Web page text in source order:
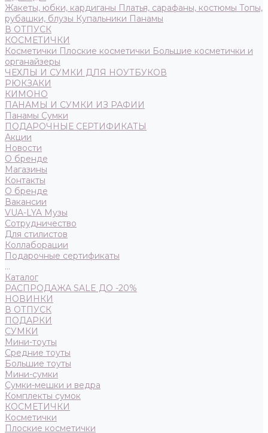
Жакеты, юбки, кардиганы Платья, сарафаны, костюмы Топы,
рубашки, блузы Купальники Панамы
В ОТПУСК
КОСМЕТИЧКИ
Косметички Плоские косметички Большие косметички и
органайзеры
ЧЕХЛЫ И СУМКИ ДЛЯ НОУТБУКОВ
РЮКЗАКИ
КИМОНО
ПАНАМЫ И СУМКИ ИЗ РАФИИ
Панамы Сумки
ПОДАРОЧНЫЕ СЕРТИФИКАТЫ
Акции
Новости
О бренде
Магазины
Контакты
О бренде
Вакансии
VUA-LYA Музы
Сотрудничество
Для стилистов
Коллаборации
Подарочные сертификаты
...
Каталог
РАСПРОДАЖА SALE ДО -20%
НОВИНКИ
В ОТПУСК
ПОДАРКИ
СУМКИ
Мини-тоуты
Средние тоуты
Большие тоуты
Мини-сумки
Сумки-мешки и ведра
Комплекты сумок
КОСМЕТИЧКИ
Косметички
Плоские косметички